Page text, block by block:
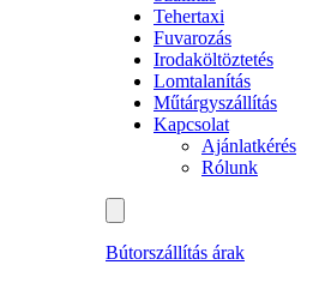
Tehertaxi
Fuvarozás
Irodaköltöztetés
Lomtalanítás
Műtárgyszállítás
Kapcsolat
Ajánlatkérés
Rólunk
Bútorszállítás árak